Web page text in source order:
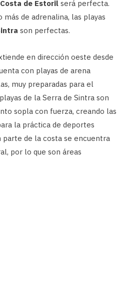
Costa de Estoril será perfecta.
más de adrenalina, las playas
son perfectas.
en dirección oeste desde
con playas de arena
muy preparadas para el
de la Serra de Sintra son
sopla con fuerza, creando las
la práctica de deportes
parte de la costa se encuentra
por lo que son áreas